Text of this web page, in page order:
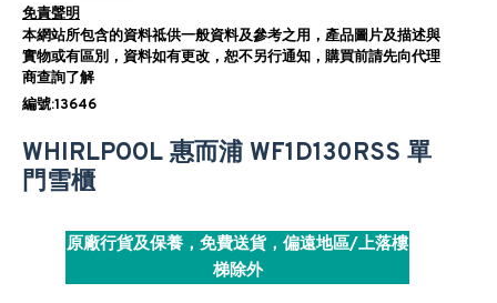
免責聲明
本網站所包含的資料祗供一般資料及參考之用，產品圖片及描述與
實物或有區別，資料如有更改，恕不另行通知，購買前請先向代理
商查詢了解
編號:13646
WHIRLPOOL 惠而浦 WF1D130RSS 單
門雪櫃
原廠行貨及保養，免費送貨，偏遠地區/上落樓
梯除外